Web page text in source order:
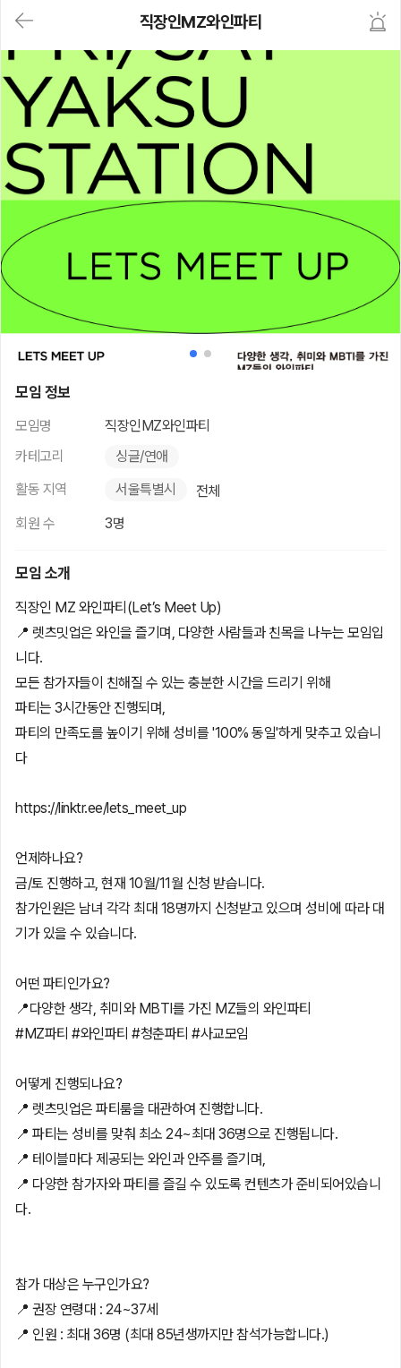
가
(메
게
시
판,
내
M
Y)
본
로
직장인MZ와인파티
모임 정보
모임명
직장인MZ와인파티
카테고리
싱글/연애
활동 지역
서울특별시
전체
회원 수
3명
모임 소개
직장인 MZ 와인파티(Let’s Meet Up)
📍 렛츠밋업은 와인을 즐기며, 다양한 사람들과 친목을 나누는 모임입
니다.
모든 참가자들이 친해질 수 있는 충분한 시간을 드리기 위해
파티는 3시간동안 진행되며,
파티의 만족도를 높이기 위해 성비를 '100% 동일'하게 맞추고 있습니
다
https://linktr.ee/lets_meet_up
언제하나요?
금/토 진행하고, 현재 10월/11월 신청 받습니다.
참가인원은 남녀 각각 최대 18명까지 신청받고 있으며 성비에 따라 대
기가 있을 수 있습니다.
어떤 파티인가요?
📍다양한 생각, 취미와 MBTI를 가진 MZ들의 와인파티
#MZ파티 #와인파티 #청춘파티 #사교모임
어떻게 진행되나요?
📍 렛츠밋업은 파티룸을 대관하여 진행합니다.
📍 파티는 성비를 맞춰 최소 24~최대 36명으로 진행됩니다.
📍 테이블마다 제공되는 와인과 안주를 즐기며,
📍 다양한 참가자와 파티를 즐길 수 있도록 컨텐츠가 준비되어있습니
다.
참가 대상은 누구인가요?
📍 권장 연령대 : 24~37세
📍 인원 : 최대 36명 (최대 85년생까지만 참석가능합니다.)